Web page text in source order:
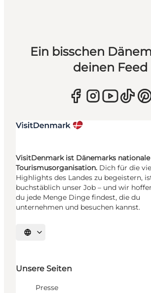
Ein bisschen
deinen Feed
VisitDenmark ist Dänemarks nationale
Tourismusorganisation. Dich für die
Highlights des Landes zu begeistern,
buchstäblich unser Job – und wir
du jede Menge Dinge findest, die du
unternehmen und besuchen kannst.
Sprache auswählen
Unsere Seiten
Presse